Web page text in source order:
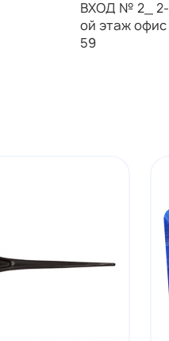
ВХОД № 2_ 2-
ой этаж офис
59